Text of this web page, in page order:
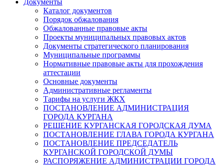
Документы
Каталог документов
Порядок обжалования
Обжалованные правовые акты
Проекты муниципальных правовых актов
Документы стратегического планирования
Муниципальные программы
Нормативные правовые акты для прохождения
аттестации
Основные документы
Административные регламенты
Тарифы на услуги ЖКХ
ПОСТАНОВЛЕНИЕ АДМИНИСТРАЦИЯ
ГОРОДА КУРГАНА
РЕШЕНИЕ КУРГАНСКАЯ ГОРОДСКАЯ ДУМА
ПОСТАНОВЛЕНИЕ ГЛАВА ГОРОДА КУРГАНА
ПОСТАНОВЛЕНИЕ ПРЕДСЕДАТЕЛЬ
КУРГАНСКОЙ ГОРОДСКОЙ ДУМЫ
РАСПОРЯЖЕНИЕ АДМИНИСТРАЦИИ ГОРОДА